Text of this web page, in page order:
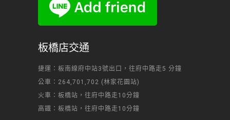
板橋店交通
捷運：板南線府中站3號出口，往府中路走5 分鐘
公車：264,701,702 (林家花園站)
火車：板橋站，往府中路走10分鐘
高鐵：板橋站，往府中路走10分鐘